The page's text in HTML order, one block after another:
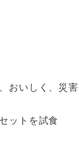
おいしく、災
ットを試食